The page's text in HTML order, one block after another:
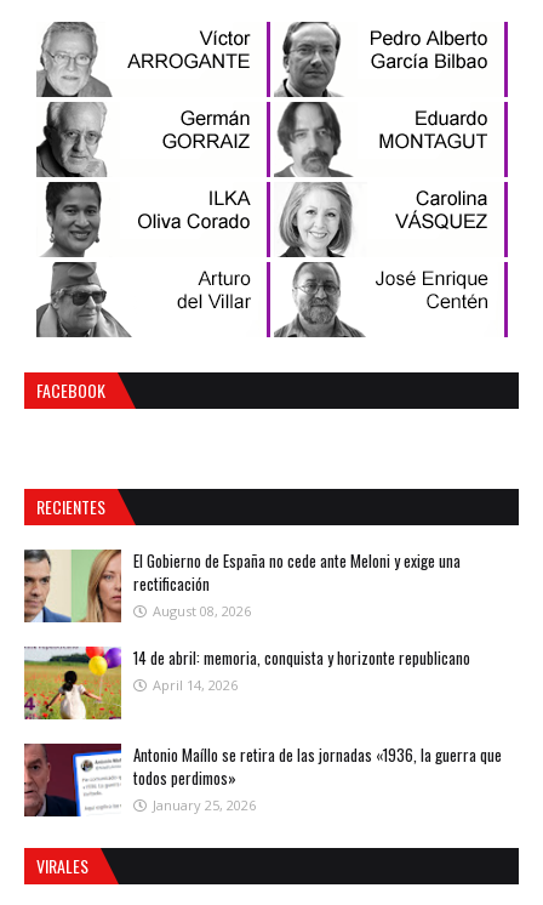
FACEBOOK
RECIENTES
El Gobierno de España no cede ante Meloni y exige una
rectificación
August 08, 2026
14 de abril: memoria, conquista y horizonte republicano
April 14, 2026
Antonio Maíllo se retira de las jornadas «1936, la guerra que
todos perdimos»
January 25, 2026
VIRALES